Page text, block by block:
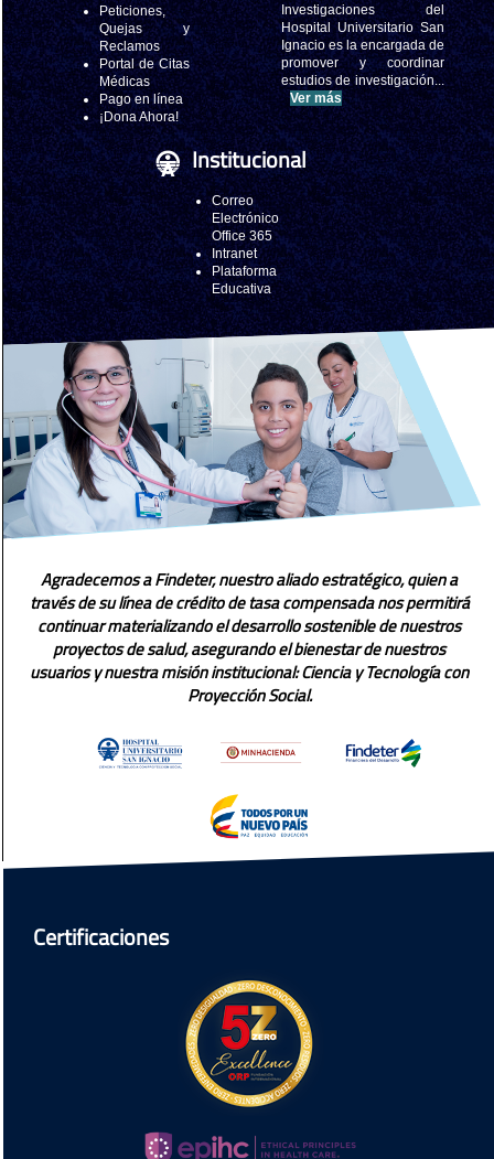
Peticiones,
Quejas y
Reclamos
Portal de Citas
Médicas
Pago en línea
¡Dona Ahora!
Investigaciones del
Hospital Universitario San
Ignacio es la encargada de
promover y coordinar
estudios de investigación...
Ver más
Institucional
Correo
Electrónico
Office 365
Intranet
Plataforma
Educativa
Agradecemos a Findeter, nuestro aliado estratégico, quien a
través de su línea de crédito de tasa compensada nos permitirá
continuar materializando el desarrollo sostenible de nuestros
proyectos de salud, asegurando el bienestar de nuestros
usuarios y nuestra misión institucional: Ciencia y Tecnología con
Proyección Social.
Certificaciones